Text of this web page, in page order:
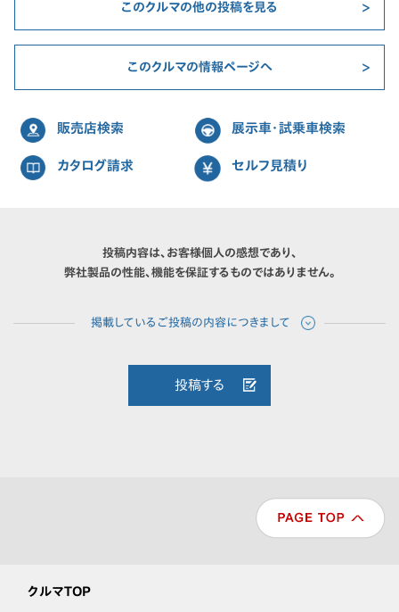
このクルマの他の投稿を見る
このクルマの情報ページへ
販売店検索 展示車・試乗車検索
カタログ請求 セルフ見積り
投稿内容は、お客様個人の感想であり、
弊社製品の性能、機能を保証するものではありません。
投稿する
クルマTOP